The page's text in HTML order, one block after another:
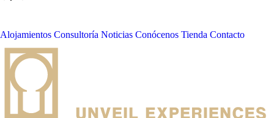
Alojamientos Consultoría Noticias Conócenos Tienda Contacto